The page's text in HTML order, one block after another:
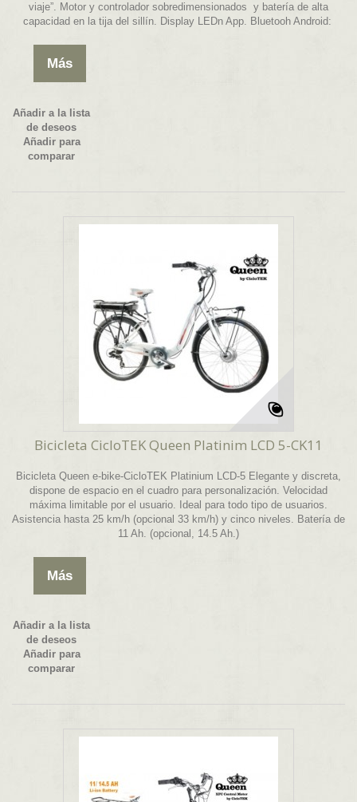
viaje”. Motor y controlador sobredimensionados y batería de alta
capacidad en la tija del sillín. Display LEDn App. Bluetooh Android:
Más
Añadir a la lista
de deseos
Añadir para
comparar
Bicicleta CicloTEK Queen Platinim LCD 5-CK11
Bicicleta Queen e-bike-CicloTEK Platinium LCD-5 Elegante y discreta,
dispone de espacio en el cuadro para personalización. Velocidad
máxima limitable por el usuario. Ideal para todo tipo de usuarios.
Asistencia hasta 25 km/h (opcional 33 km/h) y cinco niveles. Batería de
11 Ah. (opcional, 14.5 Ah.)
Más
Añadir a la lista
de deseos
Añadir para
comparar